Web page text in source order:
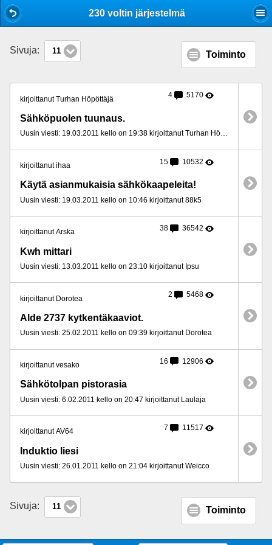
230 voltin järjestelmä
Sivuja: 11 Toiminto
kirjoittanut Turhan Höpöttäjä 4 5170
Sähköpuolen tuunaus.
Uusin viesti: 19.03.2011 kello on 19:38 kirjoittanut Turhan Höpöttäjä
kirjoittanut ihaa 15 10532
Käytä asianmukaisia sähkökaapeleita!
Uusin viesti: 19.03.2011 kello on 10:46 kirjoittanut 88k5
kirjoittanut Arska 38 36542
Kwh mittari
Uusin viesti: 13.03.2011 kello on 23:10 kirjoittanut Ipsu
kirjoittanut Dorotea 2 5468
Alde 2737 kytkentäkaaviot.
Uusin viesti: 25.02.2011 kello on 09:39 kirjoittanut Dorotea
kirjoittanut vesako 16 12906
Sähkötolpan pistorasia
Uusin viesti: 6.02.2011 kello on 20:47 kirjoittanut Laulaja
kirjoittanut AV64 7 11517
Induktio liesi
Uusin viesti: 26.01.2011 kello on 21:04 kirjoittanut Weicco
Sivuja: 11 Toiminto